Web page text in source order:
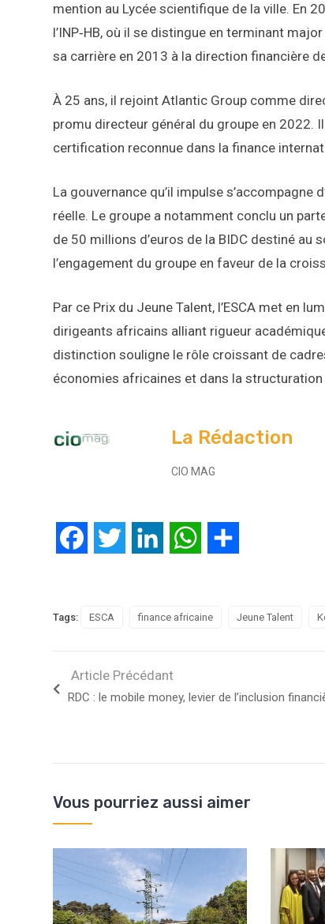
mention au Lycée scientifique de la ville. En
l’INP‑HB, où il se distingue en terminant
sa carrière en 2013 à la direction financière de
À 25 ans, il rejoint Atlantic Group comme
promu directeur général du groupe en 2022.
certification reconnue dans la finance
La gouvernance qu’il impulse
réelle. Le groupe a notamment conclu un
de 50 millions d’euros de la BIDC destiné au
l’engagement du groupe en faveur de la
Par ce Prix du Jeune Talent, l’ESCA met en
dirigeants africains alliant rigueur
distinction souligne le rôle croissant de
économies africaines et dans la
La Rédaction
CIO MAG
FacebookTwitter LinkedIn WhatsApp
Tags: ESCA finance africaine Jeune Talent
Article Précédant
RDC : le mobile money, levier de l’inclusion
Vous pourriez aussi aimer